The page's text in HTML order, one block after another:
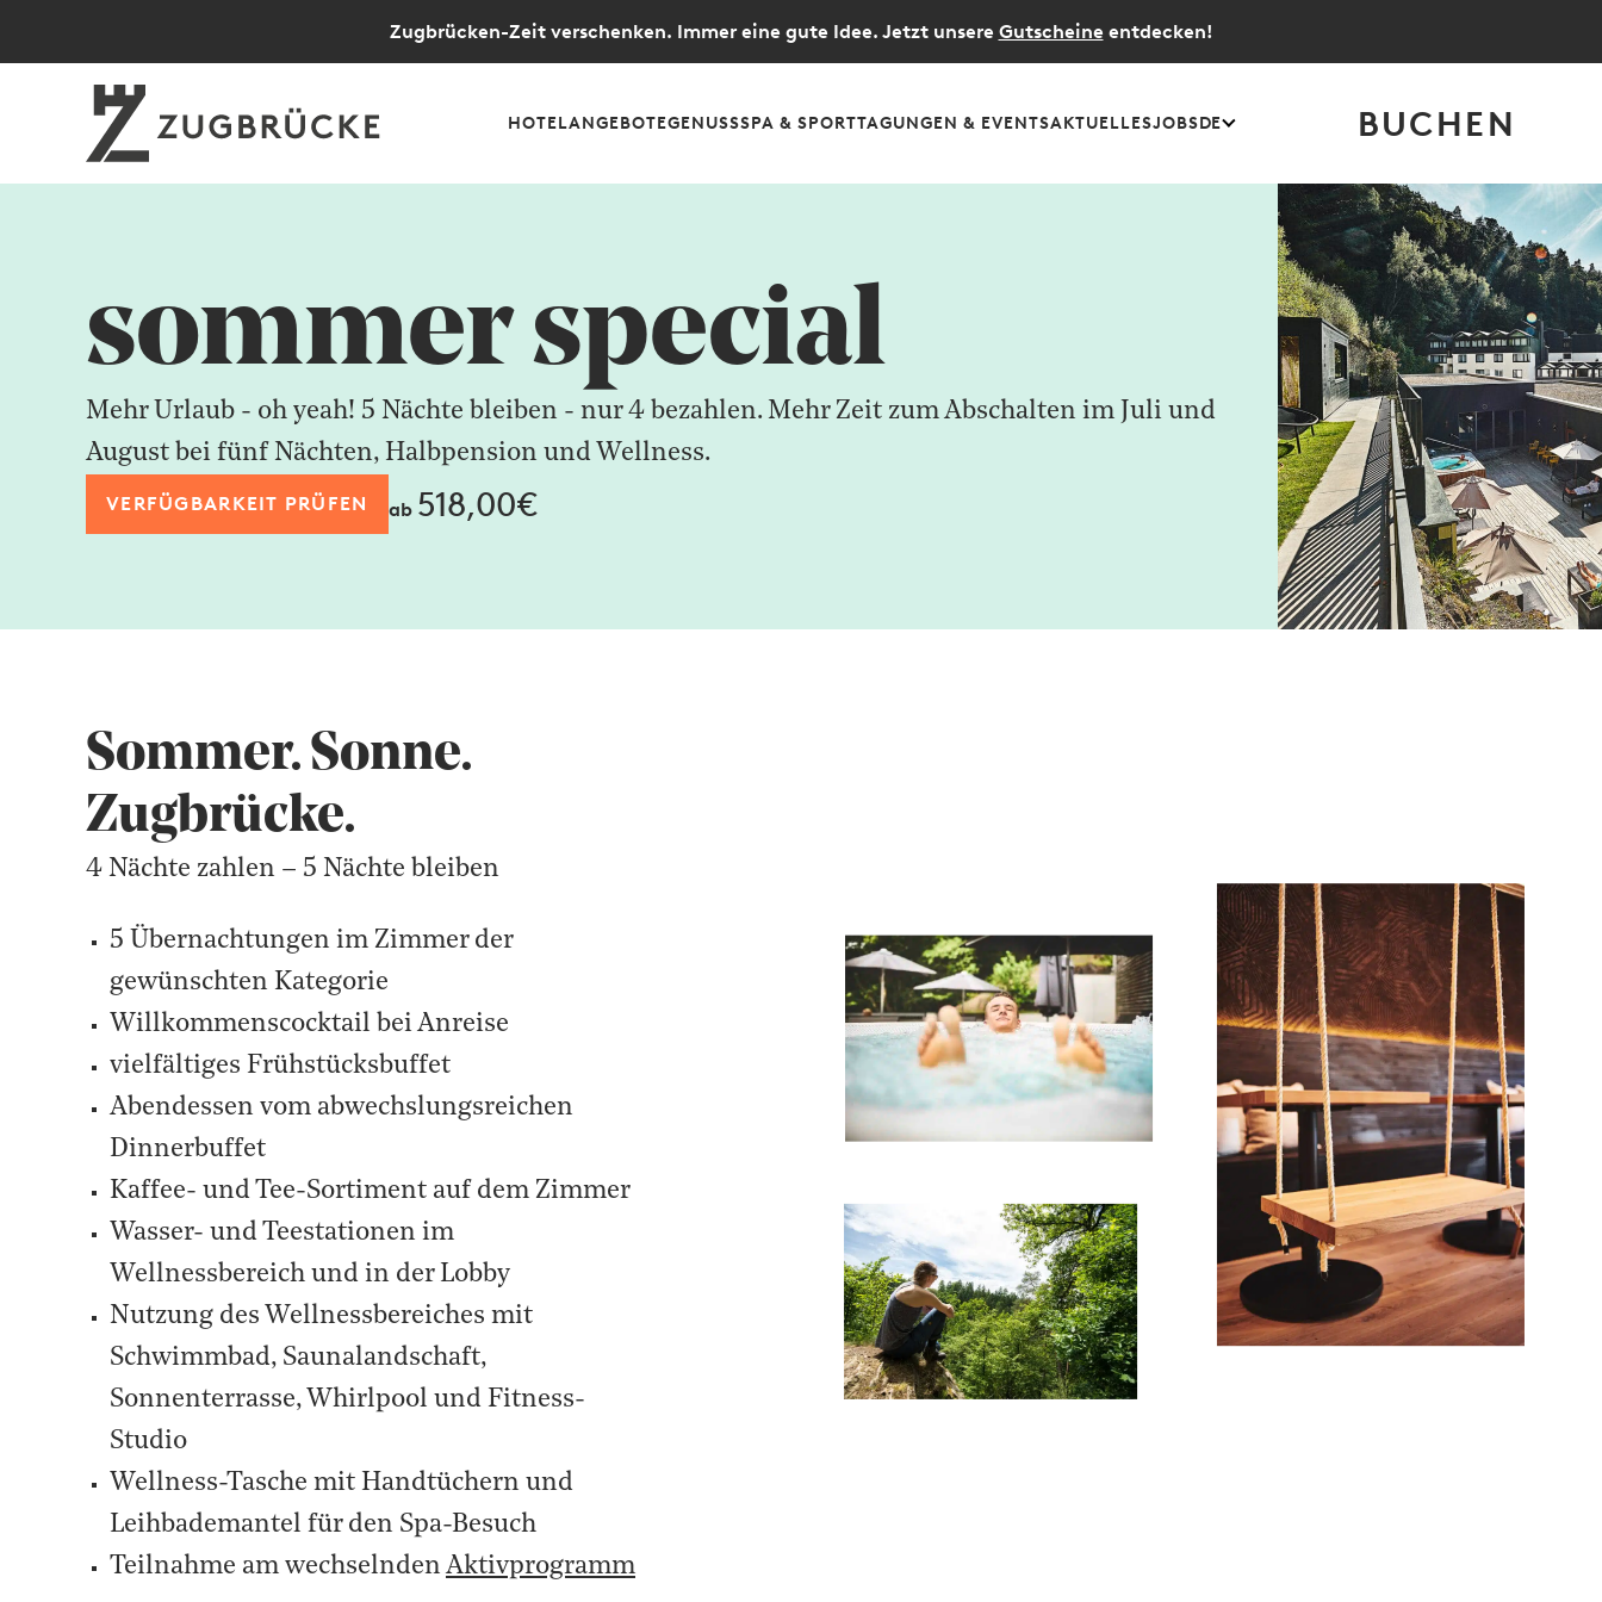
Zugbrücken-Zeit verschenken. Immer eine gute Idee. Jetzt unsere Gutscheine entdecken!
HOTELANGEBOTEGENUSSSPA & SPORTTAGUNGEN & EVENTSAKTUELLESJOBSDE BUCHEN
sommer special
Mehr Urlaub - oh yeah! 5 Nächte bleiben - nur 4 bezahlen. Mehr Zeit zum Abschalten im Juli und
August bei fünf Nächten, Halbpension und Wellness.
VERFÜGBARKEIT PRÜFEN ab 518,00€
Sommer. Sonne.
Zugbrücke.
4 Nächte zahlen – 5 Nächte bleiben
5 Übernachtungen im Zimmer der
gewünschten Kategorie
Willkommenscocktail bei Anreise
vielfältiges Frühstücksbuffet
Abendessen vom abwechslungsreichen
Dinnerbuffet
Kaffee- und Tee-Sortiment auf dem Zimmer
Wasser- und Teestationen im
Wellnessbereich und in der Lobby
Nutzung des Wellnessbereiches mit
Schwimmbad, Saunalandschaft,
Sonnenterrasse, Whirlpool und Fitness-
Studio
Wellness-Tasche mit Handtüchern und
Leihbademantel für den Spa-Besuch
Teilnahme am wechselnden Aktivprogramm